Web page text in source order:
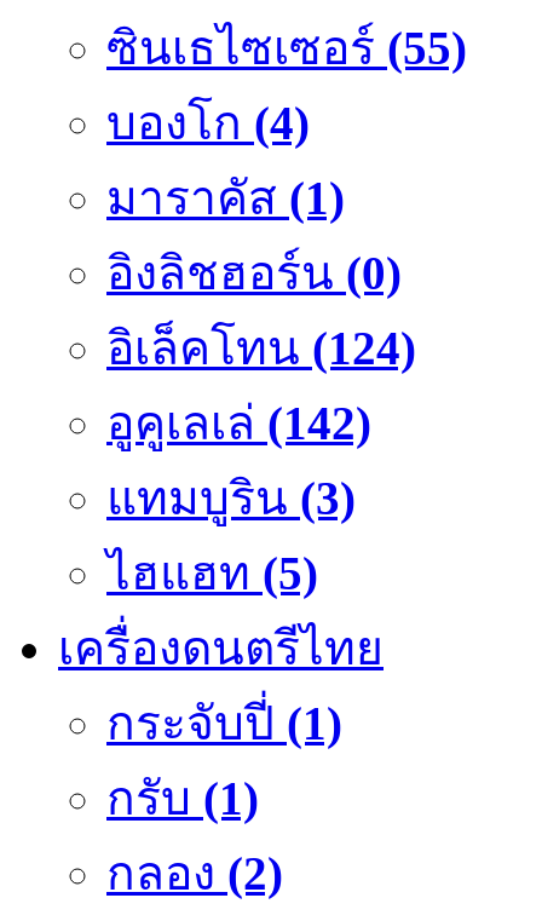
ซินเธไซเซอร์ (55)
บองโก (4)
มาราคัส (1)
อิงลิชฮอร์น (0)
อิเล็คโทน (124)
อูคูเลเล่ (142)
แทมบูริน (3)
ไฮแฮท (5)
เครื่องดนตรีไทย
กระจับปี่ (1)
กรับ (1)
กลอง (2)